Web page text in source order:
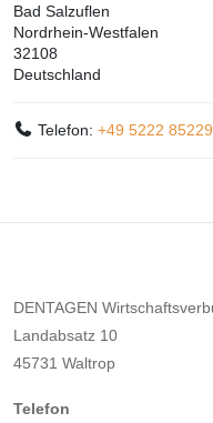
Bad Salzuflen
Nordrhein-Westfalen
32108
Deutschland
Telefon:+49 5222 85229
DENTAGEN
Landabsatz 10
45731 Waltrop
Telefon